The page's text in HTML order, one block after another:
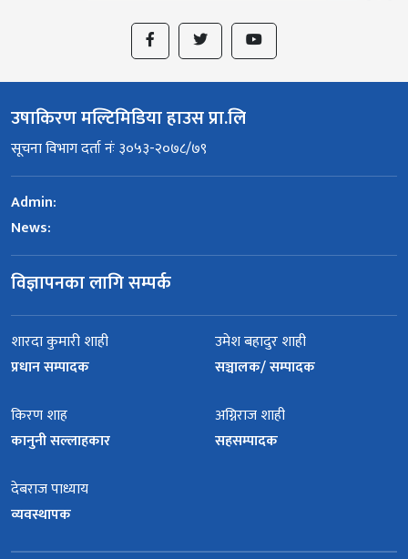
उषाकिरण मल्टिमिडिया हाउस प्रा.लि
सूचना विभाग दर्ता नंः ३०५३-२०७८/७९
Admin:
News:
विज्ञापनका लागि सम्पर्क
शारदा कुमारी शाही
प्रधान सम्पादक
उमेश बहादुर शाही
सञ्चालक/ सम्पादक
किरण शाह
कानुनी सल्लाहकार
अग्निराज शाही
सहसम्पादक
देबराज पाध्याय
व्यवस्थापक